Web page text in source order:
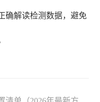
确解读检测数据，避免